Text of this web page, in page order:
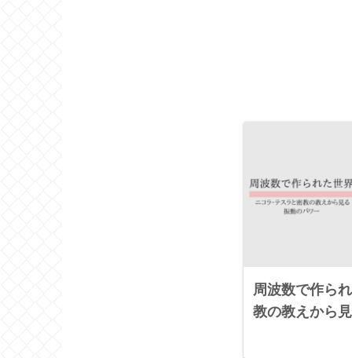
周波数で作ら
教の教えから